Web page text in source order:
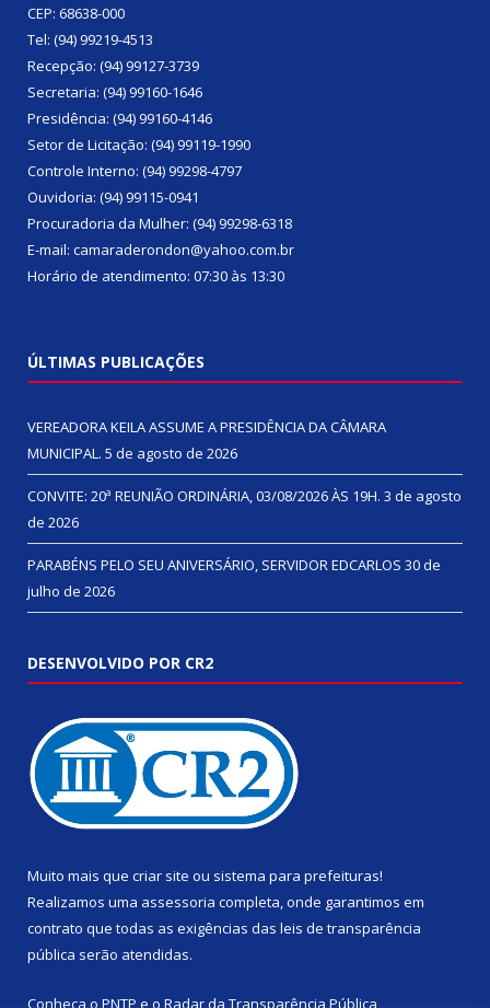
CEP: 68638-000
Tel: (94) 99219-4513
Recepção: (94) 99127-3739
Secretaria: (94) 99160-1646
Presidência: (94) 99160-4146
Setor de Licitação: (94) 99119-1990
Controle Interno: (94) 99298-4797
Ouvidoria: (94) 99115-0941
Procuradoria da Mulher: (94) 99298-6318
E-mail: camaraderondon@yahoo.com.br
Horário de atendimento: 07:30 às 13:30
ÚLTIMAS PUBLICAÇÕES
VEREADORA KEILA ASSUME A PRESIDÊNCIA DA CÂMARA
MUNICIPAL. 5 de agosto de 2026
CONVITE: 20ª REUNIÃO ORDINÁRIA, 03/08/2026 ÀS 19H. 3 de agosto
de 2026
PARABÉNS PELO SEU ANIVERSÁRIO, SERVIDOR EDCARLOS 30 de
julho de 2026
DESENVOLVIDO POR CR2
Muito mais que criar site ou sistema para prefeituras!
Realizamos uma assessoria completa, onde garantimos em
contrato que todas as exigências das leis de transparência
pública serão atendidas.
Conheça o PNTP e o Radar da Transparência Pública